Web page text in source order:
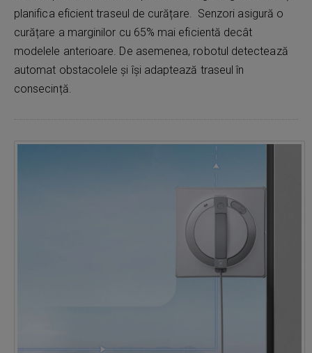
planifica eficient traseul de curățare. Senzori asigură o
curățare a marginilor cu 65% mai eficientă decât
modelele anterioare. De asemenea, robotul detectează
automat obstacolele și își adaptează traseul în
consecință.